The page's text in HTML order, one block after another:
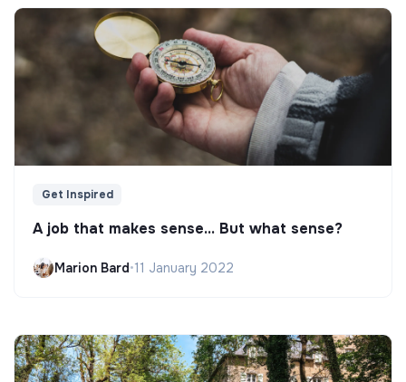
Get Inspired
A job that makes sense... But what sense?
Marion Bard•11 January 2022